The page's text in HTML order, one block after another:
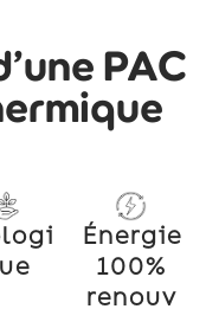
PAC
Énergie
100%
renouv